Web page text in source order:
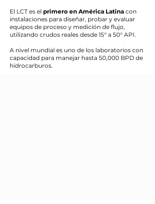
El LCT es el primero en América Latina con
instalaciones para diseñar, probar y evaluar
equipos de proceso y medición de flujo,
utilizando crudos reales desde 15° a 50° API.
A nivel mundial es uno de los laboratorios con
capacidad para manejar hasta 50,000 BPD de
hidrocarburos.